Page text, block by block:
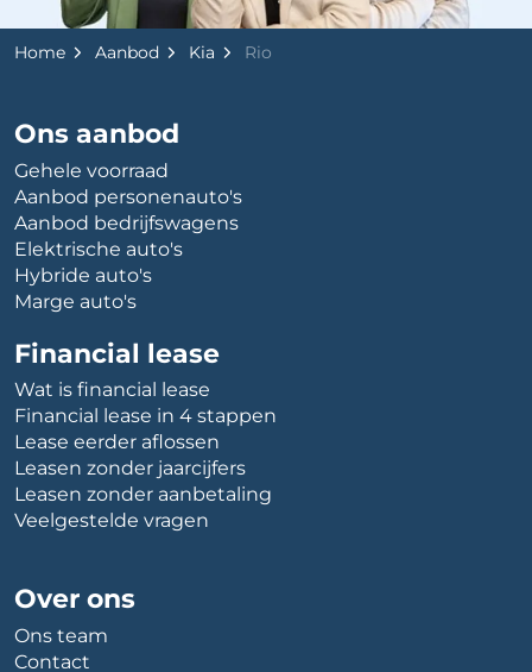
Home Aanbod Kia Rio
Ons aanbod
Gehele voorraad
Aanbod personenauto's
Aanbod bedrijfswagens
Elektrische auto's
Hybride auto's
Marge auto's
Financial lease
Wat is financial lease
Financial lease in 4 stappen
Lease eerder aflossen
Leasen zonder jaarcijfers
Leasen zonder aanbetaling
Veelgestelde vragen
Over ons
Ons team
Contact